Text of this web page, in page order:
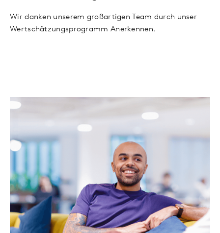
Wir danken unserem großartigen Team durch unser
Wertschätzungsprogramm Anerkennen.